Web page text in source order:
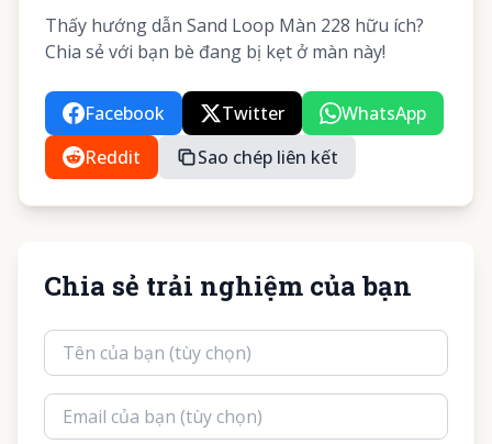
Thấy hướng dẫn Sand Loop Màn 228 hữu ích?
Chia sẻ với bạn bè đang bị kẹt ở màn này!
Facebook Twitter
WhatsApp
Reddit
Sao chép liên kết
Chia sẻ trải nghiệm của bạn